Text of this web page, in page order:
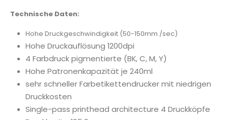
Technische Daten:
Hohe Druckgeschwindigkeit (50-150mm /sec)
Hohe Druckauflösung 1200dpi
4 Farbdruck pigmentierte (BK, C, M, Y)
Hohe Patronenkapazität je 240ml
sehr schneller Farbetikettendrucker mit niedrigen
Druckkosten
Single-pass printhead architecture 4 Druckköpfe